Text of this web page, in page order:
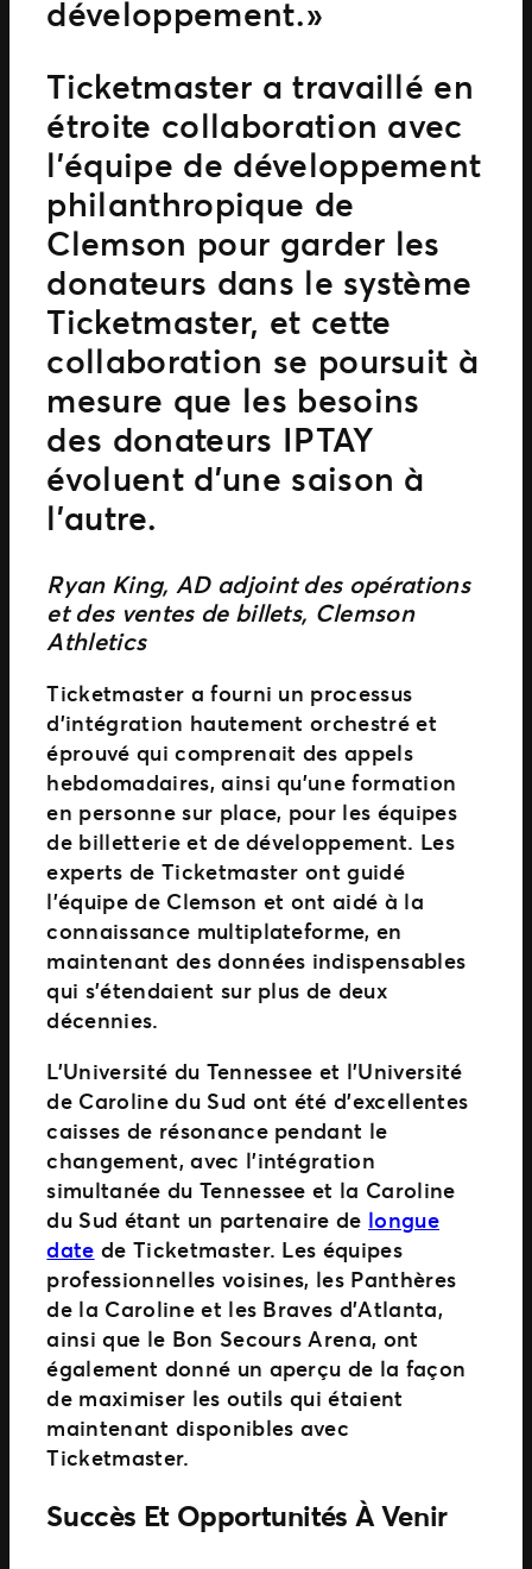
développement. »
Ticketmaster a travaillé en
étroite collaboration avec
l’équipe de développement
philanthropique de
Clemson pour garder les
donateurs dans le système
Ticketmaster, et cette
collaboration se poursuit à
mesure que les besoins
des donateurs IPTAY
évoluent d’une saison à
l’autre.
Ryan King, AD adjoint des opérations
et des ventes de billets, Clemson
Athletics
Ticketmaster a fourni un processus
d’intégration hautement orchestré et
éprouvé qui comprenait des appels
hebdomadaires, ainsi qu’une formation
en personne sur place, pour les équipes
de billetterie et de développement. Les
experts de Ticketmaster ont guidé
l’équipe de Clemson et ont aidé à la
connaissance multiplateforme, en
maintenant des données indispensables
qui s’étendaient sur plus de deux
décennies.
L’Université du Tennessee et l’Université
de Caroline du Sud ont été d’excellentes
caisses de résonance pendant le
changement, avec l’intégration
simultanée du Tennessee et la Caroline
du Sud étant un partenaire de longue
date de Ticketmaster. Les équipes
professionnelles voisines, les Panthères
de la Caroline et les Braves d’Atlanta,
ainsi que le Bon Secours Arena, ont
également donné un aperçu de la façon
de maximiser les outils qui étaient
maintenant disponibles avec
Ticketmaster.
Succès Et Opportunités À Venir